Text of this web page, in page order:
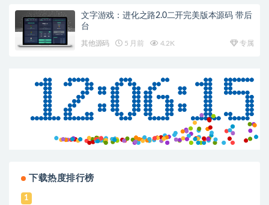
文字游戏：进化之路2.0二开完美版本源码 带后
台
其他源码 5 月前 4.2K 专属
下载热度排行榜
1